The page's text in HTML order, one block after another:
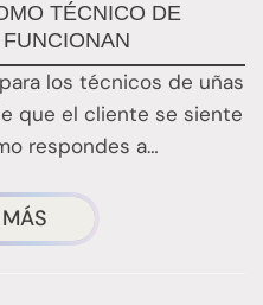
TÉCNICO DE
los técnicos de uñas
que el cliente se siente
respondes a…
CONSEJOS
EFICACES